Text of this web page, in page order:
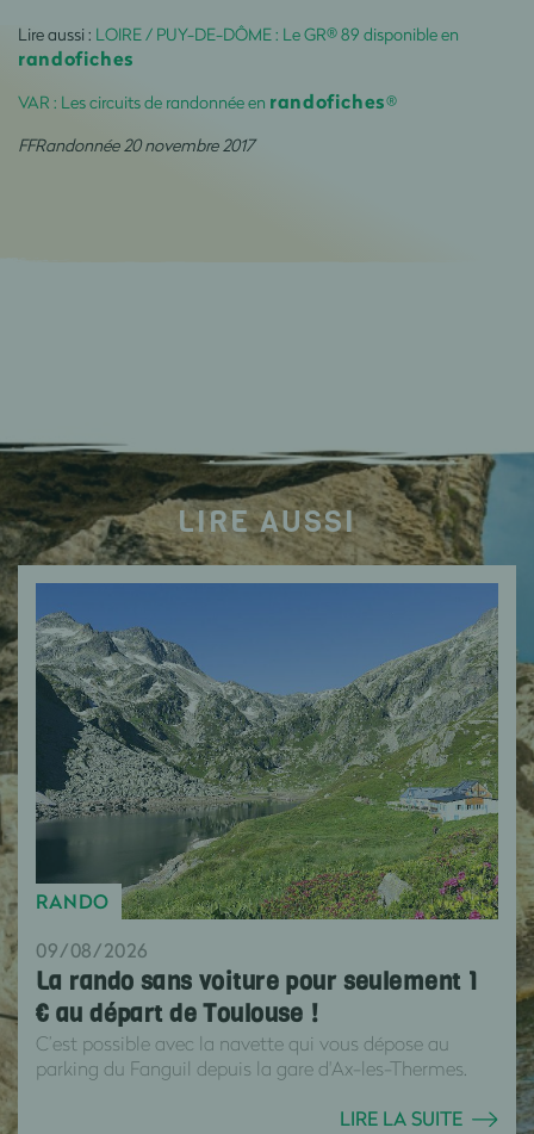
Lire aussi : LOIRE / PUY-DE-DÔME : Le GR® 89 disponible en
randofiches
VAR : Les circuits de randonnée en randofiches®
FFRandonnée 20 novembre 2017
LIRE AUSSI
RANDO
09/08/2026
La rando sans voiture pour seulement 1
€ au départ de Toulouse !
C’est possible avec la navette qui vous dépose au
parking du Fanguil depuis la gare d'Ax-les-Thermes.
LIRE LA SUITE